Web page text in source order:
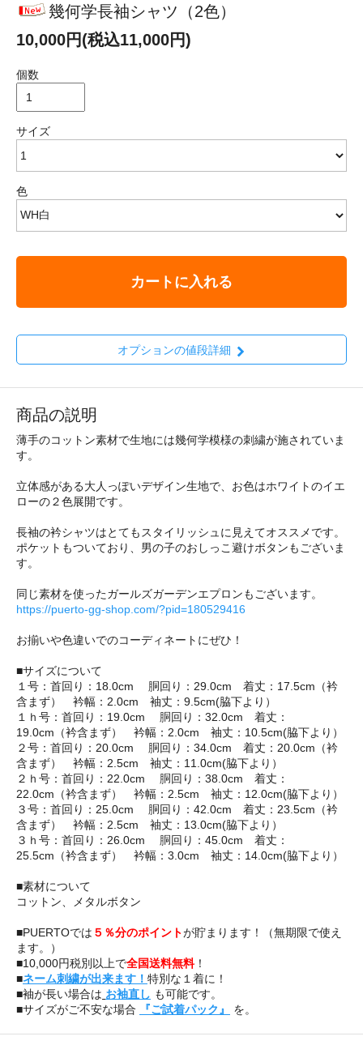
幾何学長袖シャツ（2色）
10,000円(税込11,000円)
個数
サイズ
色
カートに入れる
オプションの値段詳細
商品の説明
薄手のコットン素材で生地には幾何学模様の刺繍が施されていま
す。
立体感がある大人っぽいデザイン生地で、お色はホワイトのイエ
ローの２色展開です。
長袖の衿シャツはとてもスタイリッシュに見えてオススメです。
ポケットもついており、男の子のおしっこ避けボタンもございま
す。
同じ素材を使ったガールズガーデンエプロンもございます。
https://puerto-gg-shop.com/?pid=180529416
お揃いや色違いでのコーディネートにぜひ！
■サイズについて
１号：首回り：18.0cm 胴回り：29.0cm 着丈：17.5cm（衿
含まず） 衿幅：2.0cm 袖丈：9.5cm(脇下より）
１ｈ号：首回り：19.0cm 胴回り：32.0cm 着丈：
19.0cm（衿含まず） 衿幅：2.0cm 袖丈：10.5cm(脇下より）
２号：首回り：20.0cm 胴回り：34.0cm 着丈：20.0cm（衿
含まず） 衿幅：2.5cm 袖丈：11.0cm(脇下より）
２ｈ号：首回り：22.0cm 胴回り：38.0cm 着丈：
22.0cm（衿含まず） 衿幅：2.5cm 袖丈：12.0cm(脇下より）
３号：首回り：25.0cm 胴回り：42.0cm 着丈：23.5cm（衿
含まず） 衿幅：2.5cm 袖丈：13.0cm(脇下より）
３ｈ号：首回り：26.0cm 胴回り：45.0cm 着丈：
25.5cm（衿含まず） 衿幅：3.0cm 袖丈：14.0cm(脇下より）
■素材について
コットン、メタルボタン
■PUERTOでは ５％分のポイントが貯まります！（無期限で使え
ます。）
■10,000円税別以上で全国送料無料！
■ネーム刺繍が出来ます！ 特別な１着に！
■袖が長い場合は お袖直し も可能です。
■サイズがご不安な場合
『ご試着パック』 を。